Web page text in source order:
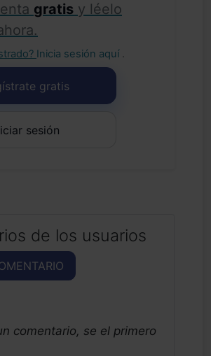
gratis y léelo
Inicia sesión aquí .
gratis
sesión
de los usuarios
comentario, se el primero